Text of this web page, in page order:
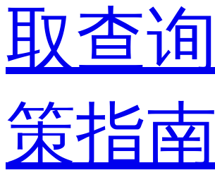
取查询
策指南